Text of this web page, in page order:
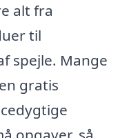
alt fra
til
spejle. Mange
gratis